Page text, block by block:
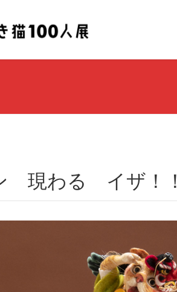
ン 現わる イザ！！